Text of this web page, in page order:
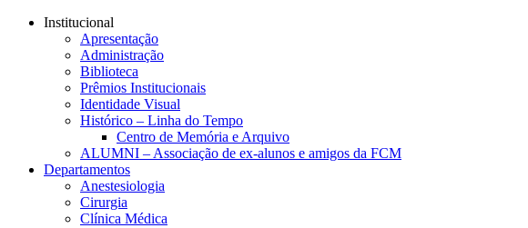
Conteúdo principal
Institucional
Apresentação
Administração
Biblioteca
Prêmios Institucionais
Identidade Visual
Histórico – Linha do Tempo
Centro de Memória e Arquivo
ALUMNI – Associação de ex-alunos e amigos da FCM
Departamentos
Anestesiologia
Cirurgia
Clínica Médica